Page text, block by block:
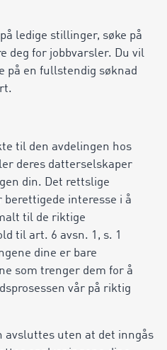
ledige stillinger, søke på
deg for jobbvarsler. Du vil
på en fullstendig søknad
til den avdelingen hos
deres datterselskaper
din. Det rettslige
interesse i å
til de riktige
til art. 6 avsn. 1, s. 1
dine er bare
som trenger dem for å
vår på riktig
avsluttes uten at det inngås